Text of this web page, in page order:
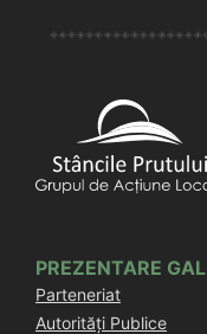
PREZENTARE GAL
Parteneriat
Autorități Publice